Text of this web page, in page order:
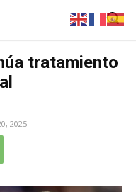
tratamiento
2025